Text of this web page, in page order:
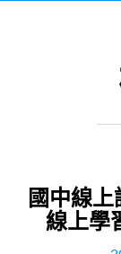
國中線
線上學